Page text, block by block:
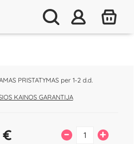
PRISTATYMAS per 1-2 d.d.
KAINOS GARANTIJA
€ – +